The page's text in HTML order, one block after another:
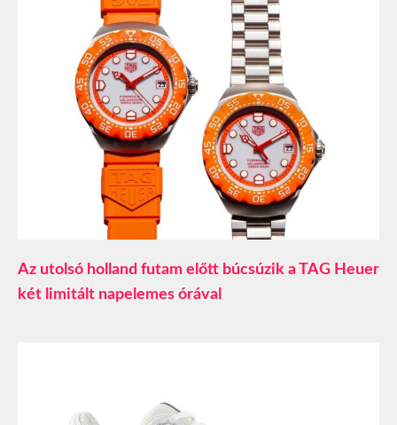
Az utolsó holland futam előtt búcsúzik a TAG Heuer
két limitált napelemes órával